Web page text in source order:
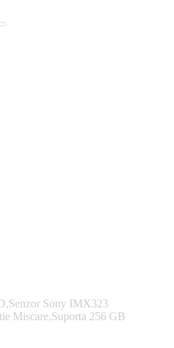
Sony IMX323
Miscare,Suporta 256 GB